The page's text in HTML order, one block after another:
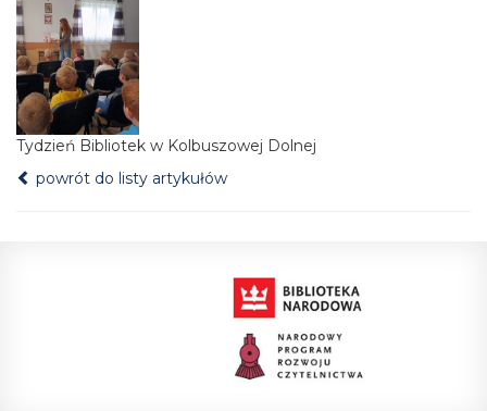
Tydzień Bibliotek w Kolbuszowej Dolnej
powrót do listy artykułów